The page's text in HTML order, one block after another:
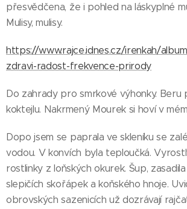
přesvědčena, že i pohled na láskyplné
Mulisy, mulisy.
https://www.rajce.idnes.cz/irenkah/
zdravi-radost-frekvence-prirody
Do zahrady pro smrkové výhonky. Beru
koktejlu. Nakrmený Mourek si hoví v
Dopo jsem se paprala ve skleníku se
vodou. V konvích byla teploučká.
rostlinky z loňských okurek. Šup,
slepičích skořápek a koňského hnoje.
obrovských sazenicích už dozrávají